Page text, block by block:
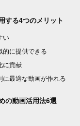
する4つのメリット
い
的に提供できる
に貢献
最適な動画が作れる
の動画活用法6選